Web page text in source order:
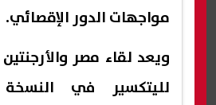
مواجهات الدور الإقصائي.
ويعد لقاء مصر
لليتكسير في